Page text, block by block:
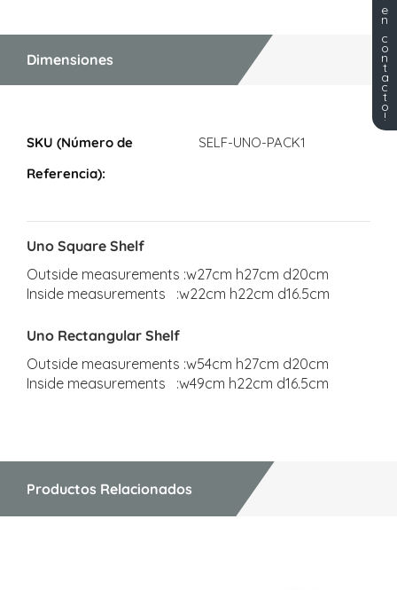
Dimensiones
SELF-UNO-PACK1
Uno Square Shelf
Outside measurements :w27cm h27cm d20cm
Inside measurements :w22cm h22cm d16.5cm
Uno Rectangular Shelf
Outside measurements :w54cm h27cm d20cm
Inside measurements :w49cm h22cm d16.5cm
Productos Relacionados
e
n
c
o
n
t
a
c
t
o
!